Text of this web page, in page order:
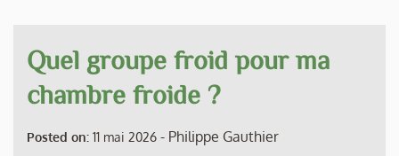
Quel groupe froid pour ma
chambre froide ?
Posted on: 11 mai 2026 - Philippe Gauthier